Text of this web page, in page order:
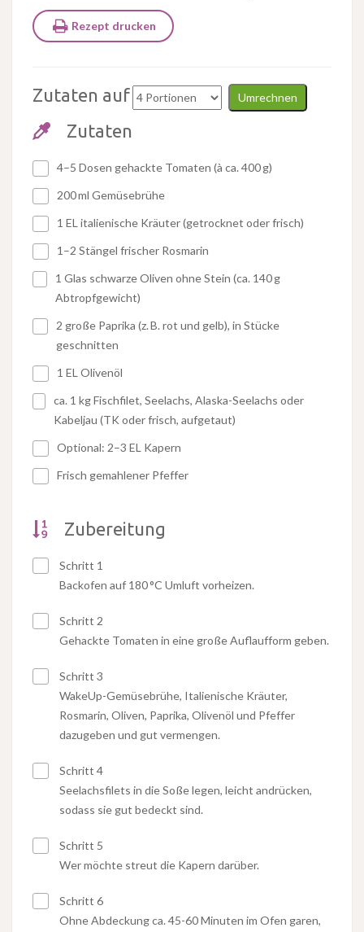
Rezept drucken
Zutaten auf Umrechnen
Zutaten
4–5 Dosen gehackte Tomaten (à ca. 400 g)
200 ml Gemüsebrühe
1 EL italienische Kräuter (getrocknet oder frisch)
1–2 Stängel frischer Rosmarin
1 Glas schwarze Oliven ohne Stein (ca. 140 g
Abtropfgewicht)
2 große Paprika (z. B. rot und gelb), in Stücke
geschnitten
1 EL Olivenöl
ca. 1 kg Fischfilet, Seelachs, Alaska-Seelachs oder
Kabeljau (TK oder frisch, aufgetaut)
Optional: 2–3 EL Kapern
Frisch gemahlener Pfeffer
Zubereitung
Schritt 1
Backofen auf 180 °C Umluft vorheizen.
Schritt 2
Gehackte Tomaten in eine große Auflaufform geben.
Schritt 3
WakeUp-Gemüsebrühe, Italienische Kräuter,
Rosmarin, Oliven, Paprika, Olivenöl und Pfeffer
dazugeben und gut vermengen.
Schritt 4
Seelachsfilets in die Soße legen, leicht andrücken,
sodass sie gut bedeckt sind.
Schritt 5
Wer möchte streut die Kapern darüber.
Schritt 6
Ohne Abdeckung ca. 45-60 Minuten im Ofen garen,